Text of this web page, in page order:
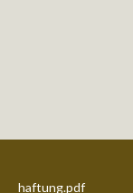
haftung.pdf